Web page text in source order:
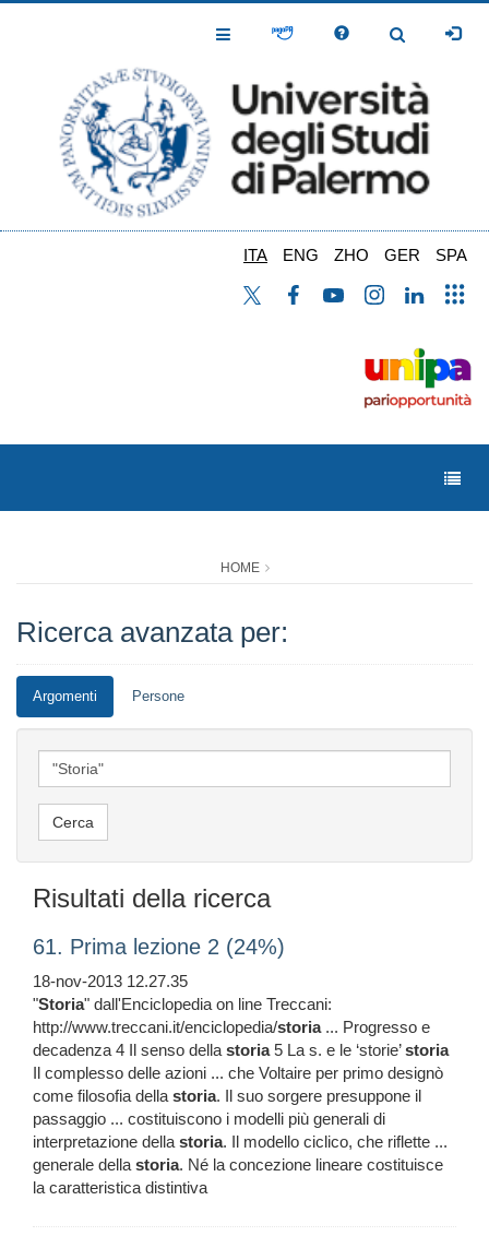
Toggle
Toggle
ITA ENG ZHO GER SPA
HOME
Ricerca avanzata per:
Argomenti Persone
Risultati della ricerca
61. Prima lezione 2 (24%)
18-nov-2013 12.27.35
"Storia" dall'Enciclopedia on line Treccani:
http://www.treccani.it/enciclopedia/storia... Progresso e
decadenza 4 Il senso dellastoria5 La s. e le ‘storie’storia
Il complesso delle azioni ... che Voltaire per primo designò
come filosofia dellastoria. Il suo sorgere presuppone il
passaggio ... costituiscono i modelli più generali di
interpretazione dellastoria. Il modello ciclico, che riflette ...
generale dellastoria. Né la concezione lineare costituisce
la caratteristica distintiva